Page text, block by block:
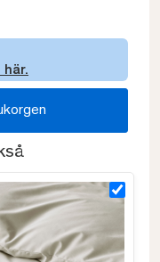
här.